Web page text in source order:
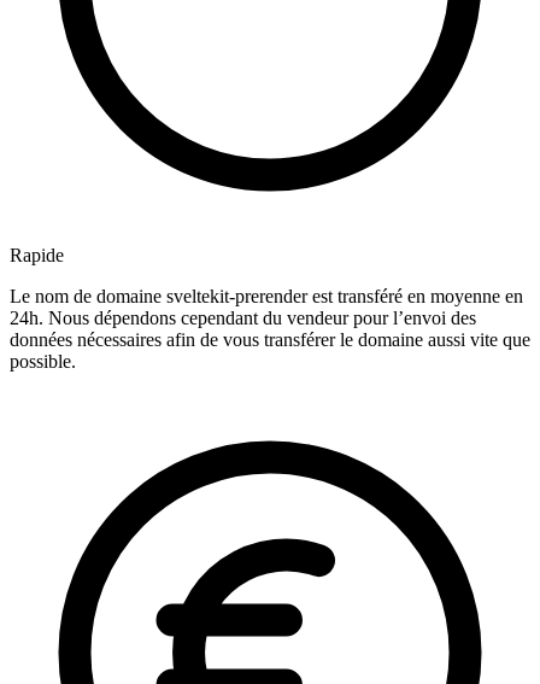
Rapide
Le nom de domaine sveltekit-prerender est transféré en moyenne en
24h. Nous dépendons cependant du vendeur pour l’envoi des
données nécessaires afin de vous transférer le domaine aussi vite que
possible.